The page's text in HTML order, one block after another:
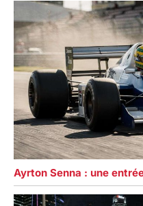
Ayrton Senna : une